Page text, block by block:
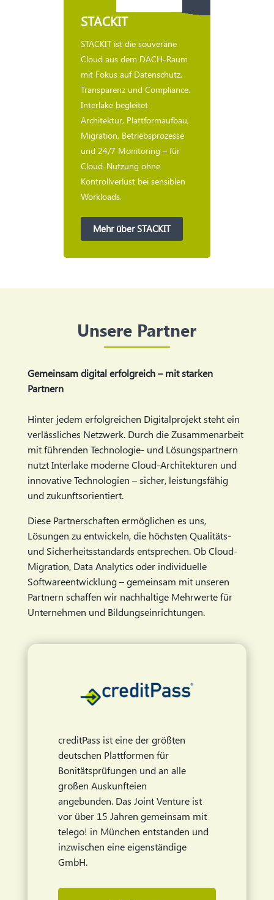
STACKIT
STACKIT ist die souveräne
Cloud aus dem DACH-Raum
mit Fokus auf Datenschutz,
Transparenz und Compliance.
Interlake begleitet
Architektur, Plattformaufbau,
Migration, Betriebsprozesse
und 24/7 Monitoring – für
Cloud-Nutzung ohne
Kontrollverlust bei sensiblen
Workloads.
Mehr über STACKIT
Unsere Partner
Gemeinsam digital erfolgreich – mit starken
Partnern
Hinter jedem erfolgreichen Digitalprojekt steht ein
verlässliches Netzwerk. Durch die Zusammenarbeit
mit führenden Technologie- und Lösungspartnern
nutzt Interlake moderne Cloud-Architekturen und
innovative Technologien – sicher, leistungsfähig
und zukunftsorientiert.
Diese Partnerschaften ermöglichen es uns,
Lösungen zu entwickeln, die höchsten Qualitäts-
und Sicherheitsstandards entsprechen. Ob Cloud-
Migration, Data Analytics oder individuelle
Softwareentwicklung – gemeinsam mit unseren
Partnern schaffen wir nachhaltige Mehrwerte für
Unternehmen und Bildungseinrichtungen.
creditPass ist eine der größten
deutschen Plattformen für
Bonitätsprüfungen und an alle
großen Auskunfteien
angebunden. Das Joint Venture ist
vor über 15 Jahren gemeinsam mit
telego! in München entstanden und
inzwischen eine eigenständige
GmbH.